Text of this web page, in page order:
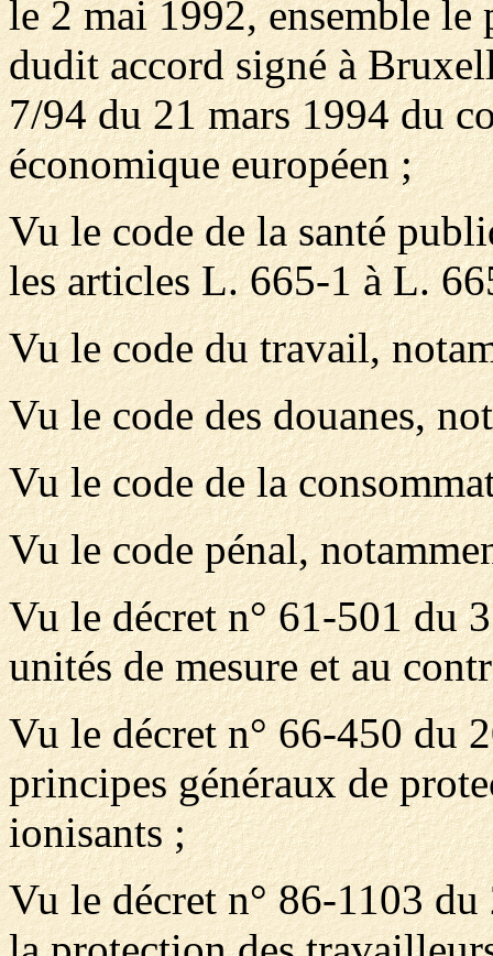
le 2 mai 1992, ensemble
dudit accord signé à
7/94 du 21 mars 1994 du
économique européen ;
Vu le code de la santé
les articles L. 665-1 à L.
Vu le code du travail,
Vu le code des douanes,
Vu le code de la
Vu le code pénal,
Vu le décret n° 61-501 du
unités de mesure et au
Vu le décret n° 66-450 du
principes généraux de
ionisants ;
Vu le décret n° 86-1103